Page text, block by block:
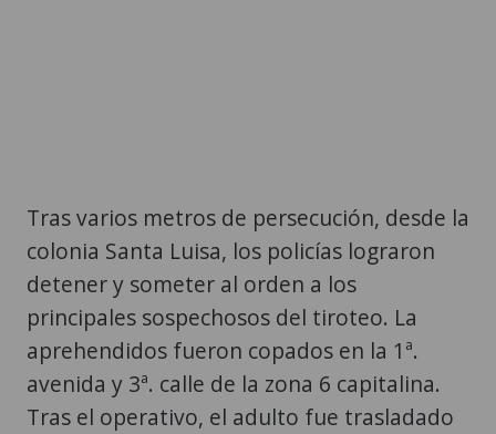
Tras varios metros de persecución, desde la
colonia Santa Luisa, los policías lograron
detener y someter al orden a los
principales sospechosos del tiroteo. La
aprehendidos fueron copados en la 1ª.
avenida y 3ª. calle de la zona 6 capitalina.
Tras el operativo, el adulto fue trasladado